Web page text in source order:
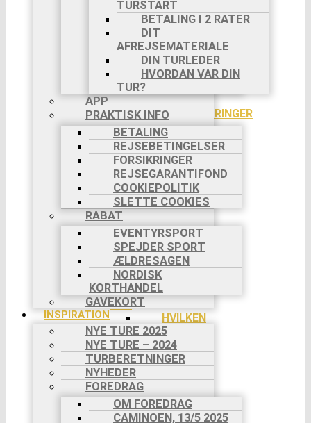
TURSTART
BETALING I 2 RATER
DIT
AFREJSEMATERIALE
DIN TURLEDER
HVORDAN VAR DIN
TUR?
APP
PRAKTISK INFO
BETALING
REJSEBETINGELSER
FORSIKRINGER
REJSEGARANTIFOND
COOKIEPOLITIK
SLETTE COOKIES
RABAT
EVENTYRSPORT
SPEJDER SPORT
ÆLDRESAGEN
NORDISK
KORTHANDEL
GAVEKORT
INSPIRATION
NYE TURE 2025
NYE TURE – 2024
TURBERETNINGER
NYHEDER
FOREDRAG
OM FOREDRAG
CAMINOEN, 13/5 2025
VIA DI
FRANCESCO
VIA
FRANCIGENA
AKTIVITETER
VANDRING
PILGRIMSVANDRINGER
CYKELTURE
TØMMERFLÅDE
KANOTURE
FAMILIETURE
VANDRING
MED HUND
VANDRING
MED ÆSEL
VANDRING
I DANMARK
SVÆRHEDSGRADER
DIN BOOKING
INDIVIDUEL
TUR
HVILKEN
TUR?
DIN
REJSE TIL
I 2
RATER